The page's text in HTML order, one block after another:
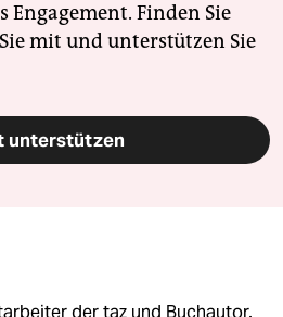
Finden Sie
mit und unterstützen Sie
unterstützen